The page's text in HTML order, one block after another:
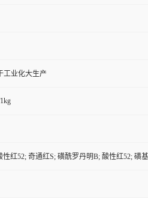
工业化大生产
性红52; 奇通红S; 磺酰罗丹明B; 酸性红52; 磺